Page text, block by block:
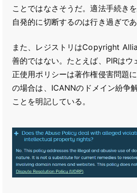
ことではなさそうだ。適法手続き
自発的に切断するのは行き過ぎであ
また、レジストリはCopyright
善的ではない。たとえば、PIRはウ
正使用ポリシーは著作権侵害問題
の場合は、ICANNのドメイン紛争
ことを明記している。